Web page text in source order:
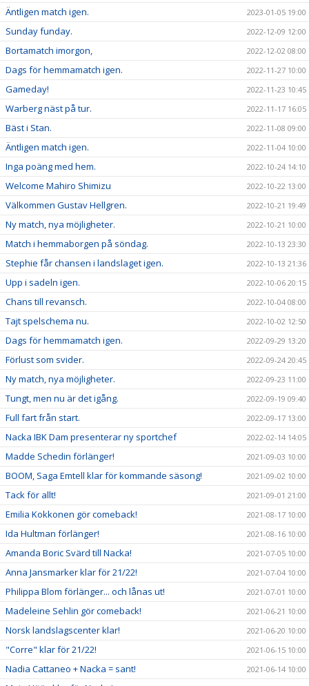
Äntligen match igen. 2023-01-05 19:00
Sunday funday. 2022-12-09 12:00
Bortamatch imorgon, 2022-12-02 08:00
Dags för hemmamatch igen. 2022-11-27 10:00
Gameday! 2022-11-23 10:45
Warberg näst på tur. 2022-11-17 16:05
Bäst i Stan. 2022-11-08 09:00
Äntligen match igen. 2022-11-04 10:00
Inga poäng med hem. 2022-10-24 14:10
Welcome Mahiro Shimizu 2022-10-22 13:00
Välkommen Gustav Hellgren. 2022-10-21 19:49
Ny match, nya möjligheter. 2022-10-21 10:00
Match i hemmaborgen på söndag. 2022-10-13 23:30
Stephie får chansen i landslaget igen. 2022-10-13 21:36
Upp i sadeln igen. 2022-10-06 20:15
Chans till revansch. 2022-10-04 08:00
Tajt spelschema nu. 2022-10-02 12:50
Dags för hemmamatch igen. 2022-09-29 13:20
Förlust som svider. 2022-09-24 20:45
Ny match, nya möjligheter. 2022-09-23 11:00
Tungt, men nu är det igång. 2022-09-19 09:40
Full fart från start. 2022-09-17 13:00
Nacka IBK Dam presenterar ny sportchef 2022-02-14 14:05
Madde Schedin förlänger! 2021-09-03 10:00
BOOM, Saga Emtell klar för kommande säsong! 2021-09-02 10:00
Tack för allt! 2021-09-01 21:00
Emilia Kokkonen gör comeback! 2021-08-17 10:00
Ida Hultman förlänger! 2021-08-16 10:00
Amanda Boric Svärd till Nacka! 2021-07-05 10:00
Anna Jansmarker klar för 21/22! 2021-07-04 10:00
Philippa Blom förlänger... och lånas ut! 2021-07-01 10:00
Madeleine Sehlin gör comeback! 2021-06-21 10:00
Norsk landslagscenter klar! 2021-06-20 10:00
"Corre" klar för 21/22! 2021-06-15 10:00
Nadia Cattaneo + Nacka = sant! 2021-06-14 10:00